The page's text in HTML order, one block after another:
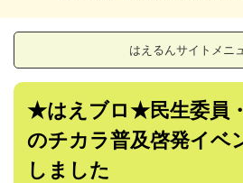
はえるんサイトメニ
本
★はえブロ★民生委員
のチカラ普及啓発イベ
しました